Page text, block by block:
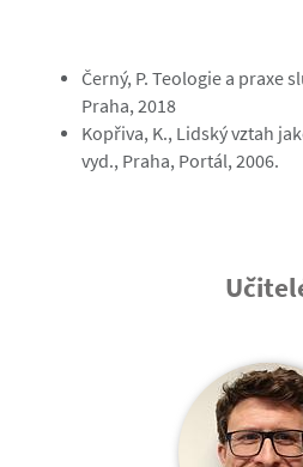
Černý, P. Teologie a praxe
Praha, 2018
Kopřiva, K., Lidský vztah
vyd., Praha, Portál, 2006.